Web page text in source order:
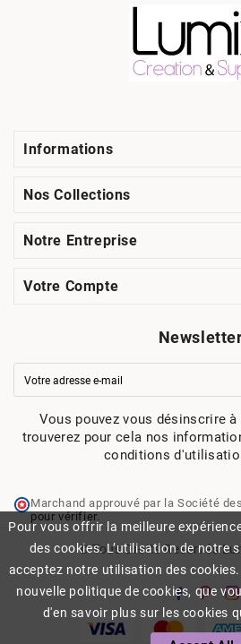
Pour vous offrir la meilleure
des cookies. L’utilisation de notre
acceptez notre utilisation des
nouvelle politique de cookies, que
d'en savoir plus sur les cookies
Informations
Nos Collections
Notre Entreprise
Votre Compte
Vous pouvez vous désinscrire
trouverez pour cela nos
conditions
Marchand approuvé par la Société
pour vérifier.
© Tous Droits Reservés